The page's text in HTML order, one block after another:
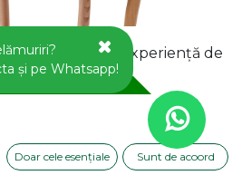
a vă oferi o experiență de
acest site web.
Doar cele esențiale Sunt de acoord
și pe Whatsapp!